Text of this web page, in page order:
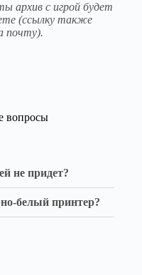
архив с игрой будет
(ссылку также
почту).
вопросы
не придет?
белый принтер?